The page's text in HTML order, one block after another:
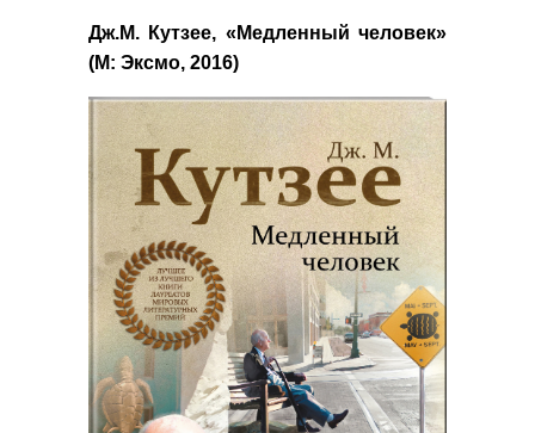
Дж.М. Кутзее, «Медленный человек»
(М: Эксмо, 2016)